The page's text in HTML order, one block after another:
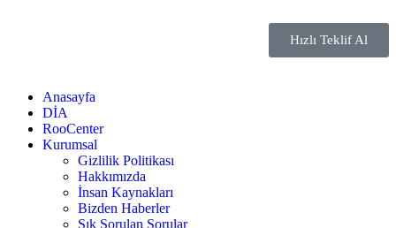
Hızlı Teklif Al
Anasayfa
DİA
RooCenter
Kurumsal
Gizlilik Politikası
Hakkımızda
İnsan Kaynakları
Bizden Haberler
Sık Sorulan Sorular